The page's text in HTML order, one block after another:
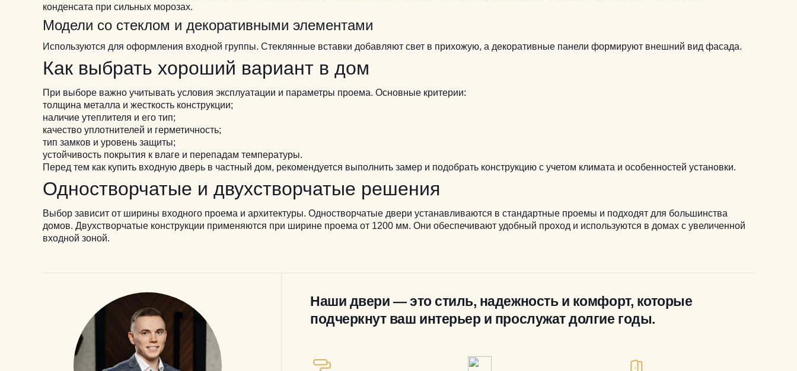
конденсата при сильных морозах.
Модели со стеклом и декоративными элементами
Используются для оформления входной группы. Стеклянные вставки добавляют свет в прихожую, а декоративные панели формируют внешний вид фасада.
Как выбрать хороший вариант в дом
При выборе важно учитывать условия эксплуатации и параметры проема. Основные критерии:
толщина металла и жесткость конструкции;
наличие утеплителя и его тип;
качество уплотнителей и герметичность;
тип замков и уровень защиты;
устойчивость покрытия к влаге и перепадам температуры.
Перед тем как купить входную дверь в частный дом, рекомендуется выполнить замер и подобрать конструкцию с учетом климата и особенностей установки.
Одностворчатые и двухстворчатые решения
Выбор зависит от ширины входного проема и архитектуры. Одностворчатые двери устанавливаются в стандартные проемы и подходят для большинства
домов. Двухстворчатые конструкции применяются при ширине проема от 1200 мм. Они обеспечивают удобный проход и используются в домах с увеличенной
входной зоной.
Наши двери — это стиль, надежность и комфорт, которые
подчеркнут ваш интерьер и прослужат долгие годы.